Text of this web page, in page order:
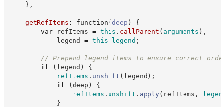
} ,
getRefItems : function (deep )
{
var refItems = this . callParent ( arguments ) ,
legend = this . legend ;
// Prepend legend items to ensure correct
if
( legend )
{
refItems . unshift ( legend ) ;
if
(deep )
{
refItems . unshift . apply ( refItems ,
}